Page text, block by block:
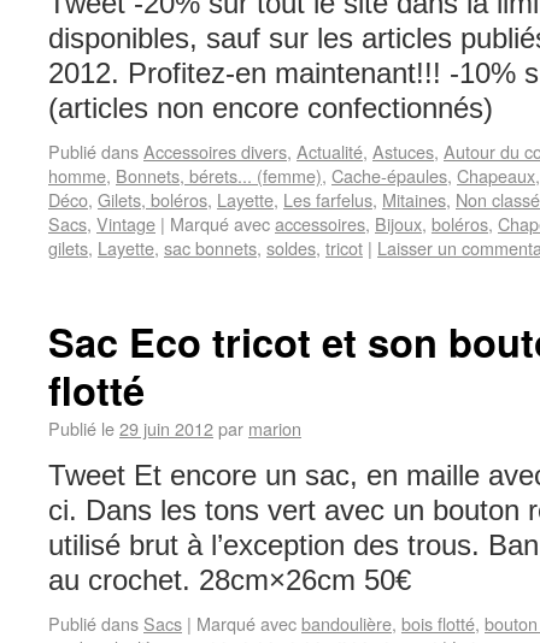
disponibles, sauf sur les articles
2012. Profitez-en maintenant!!! -10%
(articles non encore confectionnés)
Publié dansAccessoires divers, Actualité, Astuces, Autour du
homme, Bonnets, bérets... (femme), Cache-épaules, Chapeaux
Déco, Gilets, boléros, Layette, Les farfelus, Mitaines, Non classé
Sacs, Vintage | Marqué avecaccessoires, Bijoux, boléros,
gilets, Layette, sac bonnets, soldes, tricot | Laisser un
Sac Eco tricot et son
flotté
Publié le29 juin 2012par marion
Tweet Et encore un sac, en maille
ci. Dans les tons vert avec un bouton
utilisé brut à l’exception des trous.
au crochet. 28cm×26cm 50€
Publié dans Sacs | Marqué avecbandoulière, bois flotté,